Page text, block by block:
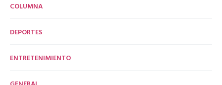
COLUMNA
DEPORTES
ENTRETENIMIENTO